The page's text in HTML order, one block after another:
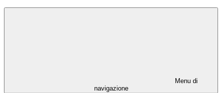
Menu di
navigazione